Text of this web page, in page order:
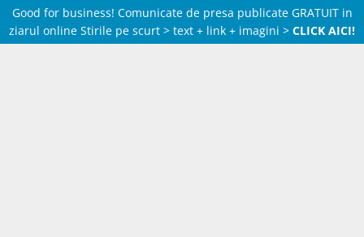
Good for business! Comunicate de presa publicate GRATUIT in
ziarul online Stirile pe scurt > text + link + imagini > CLICK AICI!